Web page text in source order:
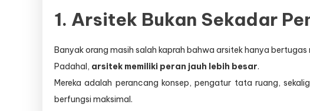
1. Arsitek Bukan Sekadar
Banyak orang masih salah kaprah bahwa arsitek hanya
Padahal, arsitek memiliki peran jauh lebih besar.
Mereka adalah perancang konsep, pengatur tata ruang,
berfungsi maksimal.